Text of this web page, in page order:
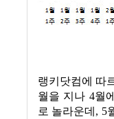
랭키닷컴에 따
월을 지나 4월
로 놀라운데 , 5